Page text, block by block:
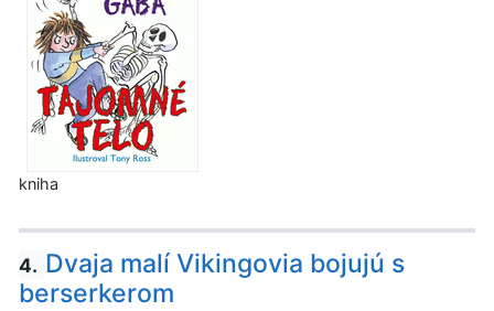
kniha
4. Dvaja malí Vikingovia bojujú s
berserkerom